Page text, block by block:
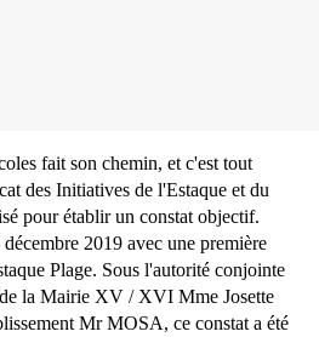
fait son chemin, et c'est tout
des Initiatives de l'Estaque et du
pour établir un constat objectif.
2019 avec une première
Plage. Sous l'autorité conjointe
la Mairie XV / XVI Mme Josette
Mr MOSA, ce constat a été